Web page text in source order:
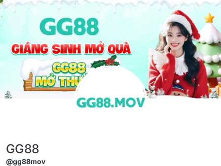
跳转至内容
GG88
@gg88mov